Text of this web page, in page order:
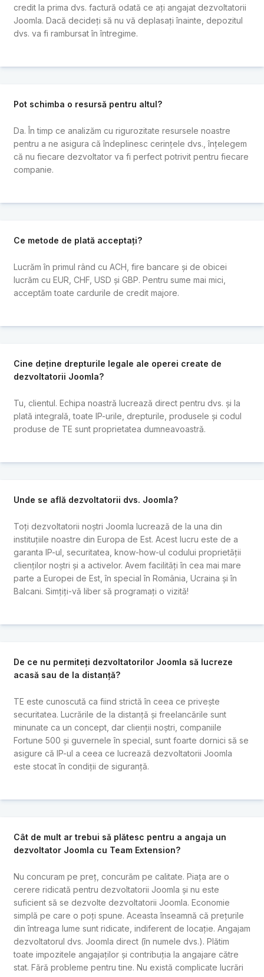
credit la prima dvs. factură odată ce ați angajat dezvoltatorii
Joomla. Dacă decideți să nu vă deplasați înainte, depozitul
dvs. va fi rambursat în întregime.
Pot schimba o resursă pentru altul?
Da. În timp ce analizăm cu rigurozitate resursele noastre
pentru a ne asigura că îndeplinesc cerințele dvs., înțelegem
că nu fiecare dezvoltator va fi perfect potrivit pentru fiecare
companie.
Ce metode de plată acceptați?
Lucrăm în primul rând cu ACH, fire bancare și de obicei
lucrăm cu EUR, CHF, USD și GBP. Pentru sume mai mici,
acceptăm toate cardurile de credit majore.
Cine deține drepturile legale ale operei create de
dezvoltatorii Joomla?
Tu, clientul. Echipa noastră lucrează direct pentru dvs. și la
plată integrală, toate IP-urile, drepturile, produsele și codul
produse de TE sunt proprietatea dumneavoastră.
Unde se află dezvoltatorii dvs. Joomla?
Toți dezvoltatorii noștri Joomla lucrează de la una din
instituțiile noastre din Europa de Est. Acest lucru este de a
garanta IP-ul, securitatea, know-how-ul codului proprietății
clienților noștri și a activelor. Avem facilități în cea mai mare
parte a Europei de Est, în special în România, Ucraina și în
Balcani. Simțiți-vă liber să programați o vizită!
De ce nu permiteți dezvoltatorilor Joomla să lucreze
acasă sau de la distanță?
TE este cunoscută ca fiind strictă în ceea ce privește
securitatea. Lucrările de la distanță și freelancările sunt
minunate ca un concept, dar clienții noștri, companiile
Fortune 500 și guvernele în special, sunt foarte dornici să se
asigure că IP-ul a ceea ce lucrează dezvoltatorii Joomla
este stocat în condiții de siguranță.
Cât de mult ar trebui să plătesc pentru a angaja un
dezvoltator Joomla cu Team Extension?
Nu concuram pe preț, concurăm pe calitate. Piața are o
cerere ridicată pentru dezvoltatorii Joomla și nu este
suficient să se dezvolte dezvoltatorii Joomla. Economie
simplă pe care o poți spune. Aceasta înseamnă că prețurile
din întreaga lume sunt ridicate, indiferent de locație. Angajam
dezvoltatorul dvs. Joomla direct (în numele dvs.). Plătim
toate impozitele angajaților și contribuția la angajare către
stat. Fără probleme pentru tine. Nu există complicate lucrări